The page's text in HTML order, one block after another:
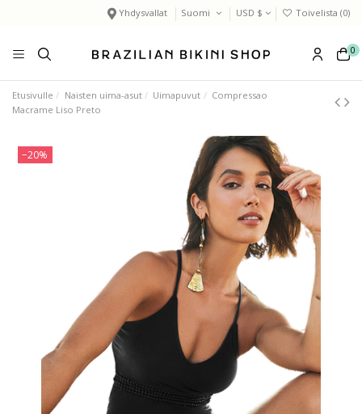
Yhdysvallat Suomi USD $ Toivelista (0)
0
Etusivulle Naisten uima-asut Uimapuvut
Compressao
Macrame Liso Preto
−20%